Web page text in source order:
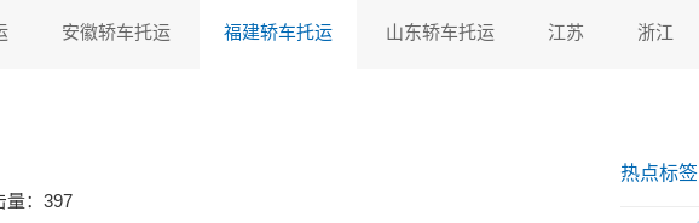
安徽轿车托运 福建轿车托运 山东轿车托运 江苏 浙江
： 397
热点标签